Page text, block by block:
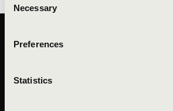
Selection
Necessary
Preferences
Statistics